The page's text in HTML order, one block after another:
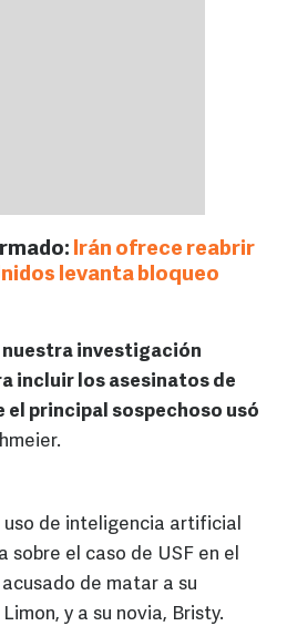
Irán ofrece reabrir
levanta bloqueo
investigación
incluir los asesinatos de
el principal sospechoso usó
uso de inteligencia artificial
sobre el caso de USF en el
de matar a su
y a su novia, Bristy.